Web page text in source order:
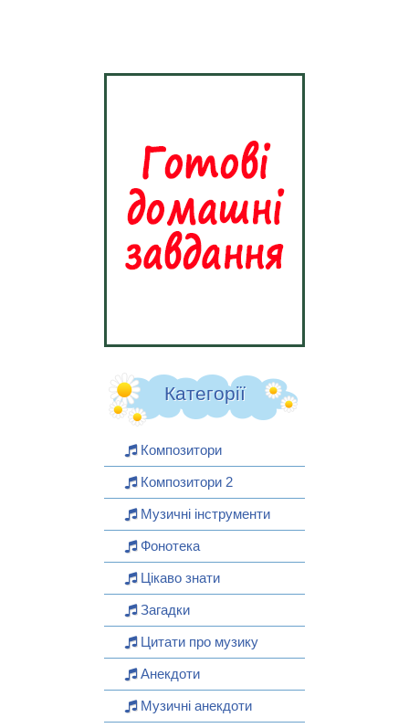
Категорії
Композитори
Композитори 2
Музичні інструменти
Фонотека
Цікаво знати
Загадки
Цитати про музику
Анекдоти
Музичні анекдоти